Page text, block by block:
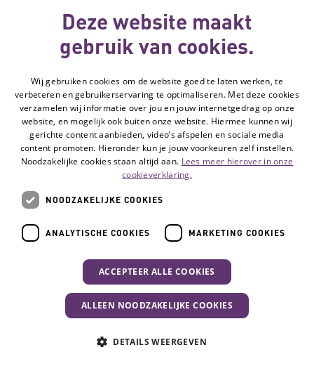
Uw activiteit
beperking of spierziekte die speciale
ondersteuning nodig hebben om zelfstandig
te kunnen lopen of voortbewegen.
Lees meer
Hulpmiddel
Broek met heupbescherming
Bent u bang om te vallen? Heeft u
osteoporose? Broeken met heupbescherming
Deze website maakt
gebruik van cookies.
Wij gebruiken cookies om de website goed te laten werken, te
verbeteren en gebruikerservaring te optimaliseren. Met deze cookies
verzamelen wij informatie over jou en jouw internetgedrag op onze
website, en mogelijk ook buiten onze website. Hiermee kunnen wij
gerichte content aanbieden, video’s afspelen en sociale media
content promoten. Hieronder kun je jouw voorkeuren zelf instellen.
Noodzakelijke cookies staan altijd aan. Lees meer hierover in onze
cookieverklaring.
NOODZAKELIJKE COOKIES
ANALYTISCHE COOKIES MARKETING COOKIES
ACCEPTEER ALLE COOKIES
ALLEEN NOODZAKELIJKE COOKIES
DETAILS WEERGEVEN